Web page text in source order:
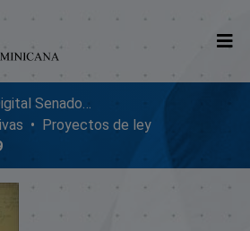
Repositorio Digital SenadoRD
Proyectos de ley